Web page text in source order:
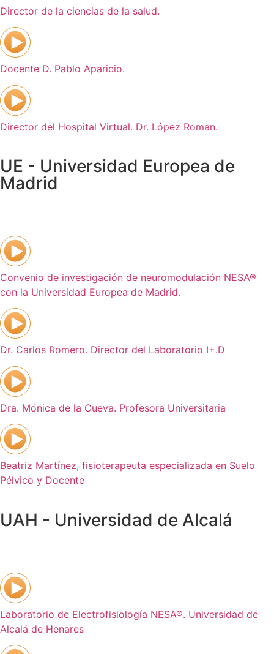
Director de la ciencias de la salud.
Docente D. Pablo Aparicio.
Director del Hospital Virtual. Dr. López Roman.
UE - Universidad Europea de
Madrid
Convenio de investigación de neuromodulación NESA®
con la Universidad Europea de Madrid.
Dr. Carlos Romero. Director del Laboratorio I+.D
Dra. Mónica de la Cueva. Profesora Universitaria
Beatriz Martínez, fisioterapeuta especializada en Suelo
Pélvico y Docente
UAH - Universidad de Alcalá
Laboratorio de Electrofisiología NESA®. Universidad de
Alcalá de Henares